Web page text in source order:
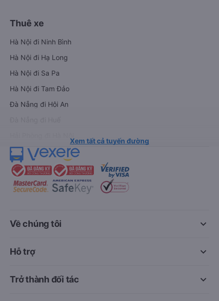
Thuê xe
Hà Nội đi Ninh Bình
Hà Nội đi Hạ Long
Hà Nội đi Sa Pa
Hà Nội đi Tam Đảo
Đà Nẵng đi Hội An
Xem tất cả tuyến đường
keyboard_arrow_down
Về chúng tôi
keyboard_arrow_down
Hỗ trợ
keyboard_arrow_down
Trở thành đối tác